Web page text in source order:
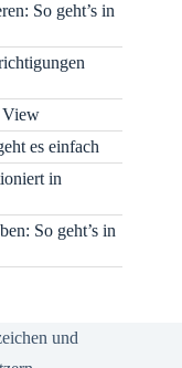
So geht’s in
View
es einfach
in
So geht’s in
und